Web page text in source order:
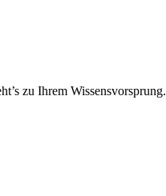
zu Ihrem Wissensvorsprung.